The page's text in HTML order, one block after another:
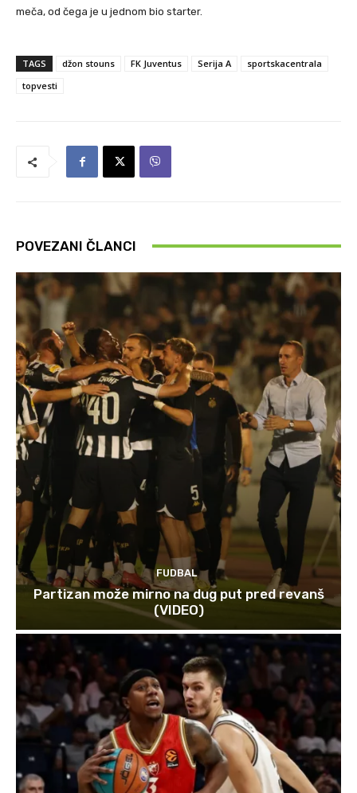
meča, od čega je u jednom bio starter.
TAGS džon stouns FK Juventus Serija A
sportskacentrala
topvesti
POVEZANI ČLANCI
FUDBAL
Partizan može mirno na dug put pred revanš
(VIDEO)